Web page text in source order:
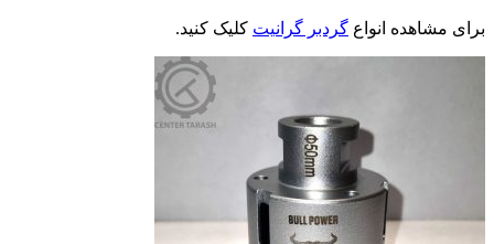
برای مشاهده انواع گردبر گرانیت کلیک کنید.